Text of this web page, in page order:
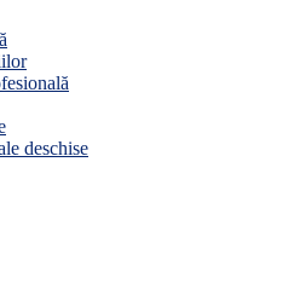
deschise